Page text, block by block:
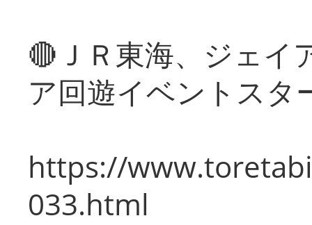
🔴ＪＲ東海、ジェイ
ア回遊イベントスタ
https://
033.html